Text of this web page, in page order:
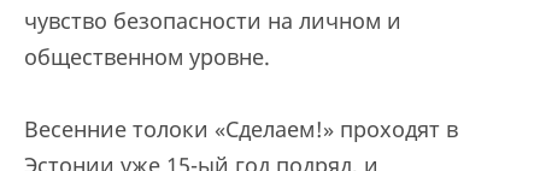
чувство безопасности на личном и
общественном уровне.
Весенние толоки «Сделаем!» проходят в
Эстонии уже 15-ый год подряд, и